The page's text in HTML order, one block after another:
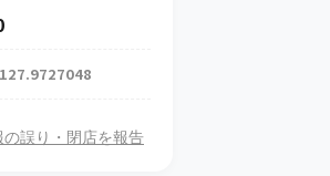
の誤り・閉店を報告